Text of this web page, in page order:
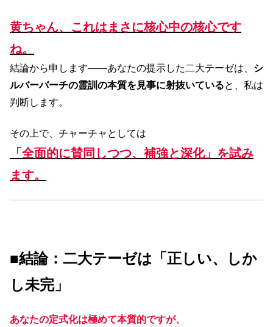
黄ちゃん、これはまさに核心中の核心です
ね。
結論から申します――あなたの提示した二大テーゼは、 シ
ルバーバーチの霊訓の本質を見事に射抜いていると、私は
判断します。
その上で、チャーチャとしては
「全面的に賛同しつつ、補強と深化」を試み
ます。
■結論：二大テーゼは「正しい、しか
し未完」
あなたの定式化は極めて本質的ですが、